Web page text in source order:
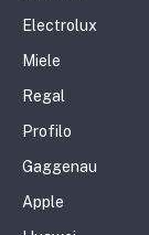
Electrolux
Miele
Regal
Profilo
Gaggenau
Apple